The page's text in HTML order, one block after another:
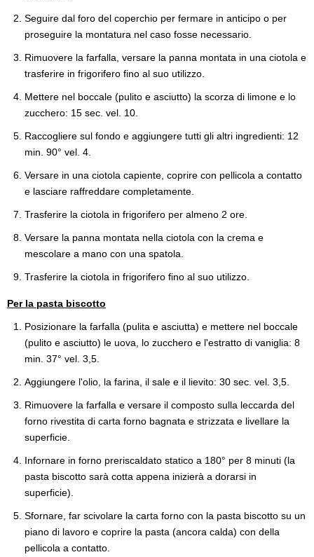
Seguire dal foro del coperchio per fermare in anticipo o per
proseguire la montatura nel caso fosse necessario.
Rimuovere la farfalla, versare la panna montata in una ciotola e
trasferire in frigorifero fino al suo utilizzo.
Mettere nel boccale (pulito e asciutto) la scorza di limone e lo
zucchero: 15 sec. vel. 10.
Raccogliere sul fondo e aggiungere tutti gli altri ingredienti: 12
min. 90° vel. 4.
Versare in una ciotola capiente, coprire con pellicola a contatto
e lasciare raffreddare completamente.
Trasferire la ciotola in frigorifero per almeno 2 ore.
Versare la panna montata nella ciotola con la crema e
mescolare a mano con una spatola.
Trasferire la ciotola in frigorifero fino al suo utilizzo.
Per la pasta biscotto
Posizionare la farfalla (pulita e asciutta) e mettere nel boccale
(pulito e asciutto) le uova, lo zucchero e l'estratto di vaniglia: 8
min. 37° vel. 3,5.
Aggiungere l'olio, la farina, il sale e il lievito: 30 sec. vel. 3,5.
Rimuovere la farfalla e versare il composto sulla leccarda del
forno rivestita di carta forno bagnata e strizzata e livellare la
superficie.
Infornare in forno preriscaldato statico a 180° per 8 minuti (la
pasta biscotto sarà cotta appena inizierà a dorarsi in
superficie).
Sfornare, far scivolare la carta forno con la pasta biscotto su un
piano di lavoro e coprire la pasta (ancora calda) con della
pellicola a contatto.